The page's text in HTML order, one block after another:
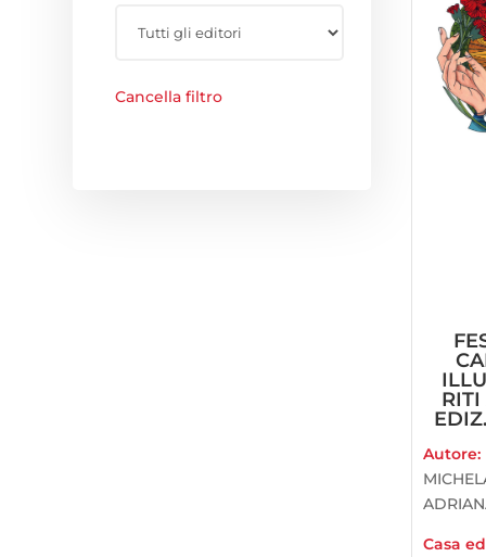
Cancella filtro
RITI
Autore:
Casa